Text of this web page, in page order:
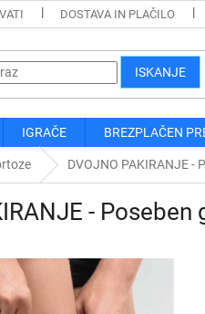
DOSTAVA IN PLAČILO
ISKANJE
IGRAČE BREZPLAČEN
DVOJNO PAKIRANJE -
-